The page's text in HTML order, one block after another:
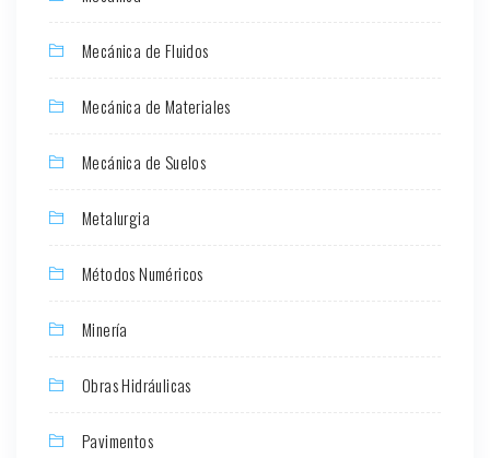
Mecánica de Fluidos
Mecánica de Materiales
Mecánica de Suelos
Metalurgia
Métodos Numéricos
Minería
Obras Hidráulicas
Pavimentos